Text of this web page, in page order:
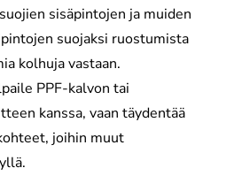
sisäpintojen ja muiden
suojaksi ruostumista
kolhuja vastaan.
PPF-kalvon tai
kanssa, vaan täydentää
joihin muut